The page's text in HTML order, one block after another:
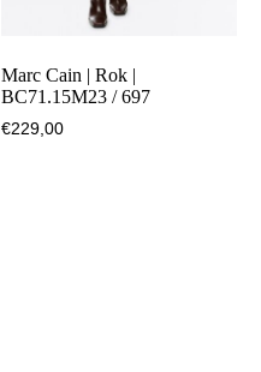
Marc Cain | Rok |
BC71.15M23 / 697
€229,00